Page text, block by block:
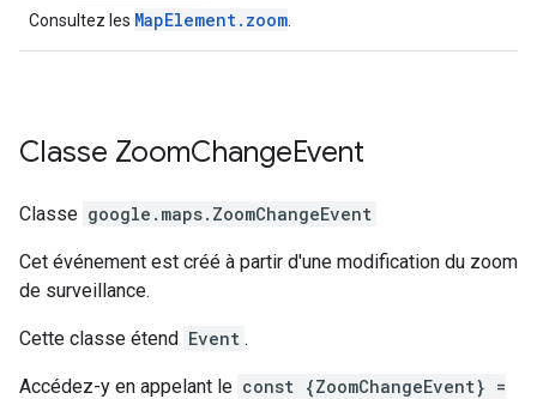
Consultez les MapElement.zoom
Classe ZoomChangeEvent
Classe google.maps. ZoomChangeEvent
Cet événement est créé à partir d'une modification du zoom
de surveillance.
Cette classe étend Event .
Accédez-y en appelant le const {ZoomChangeEvent} =